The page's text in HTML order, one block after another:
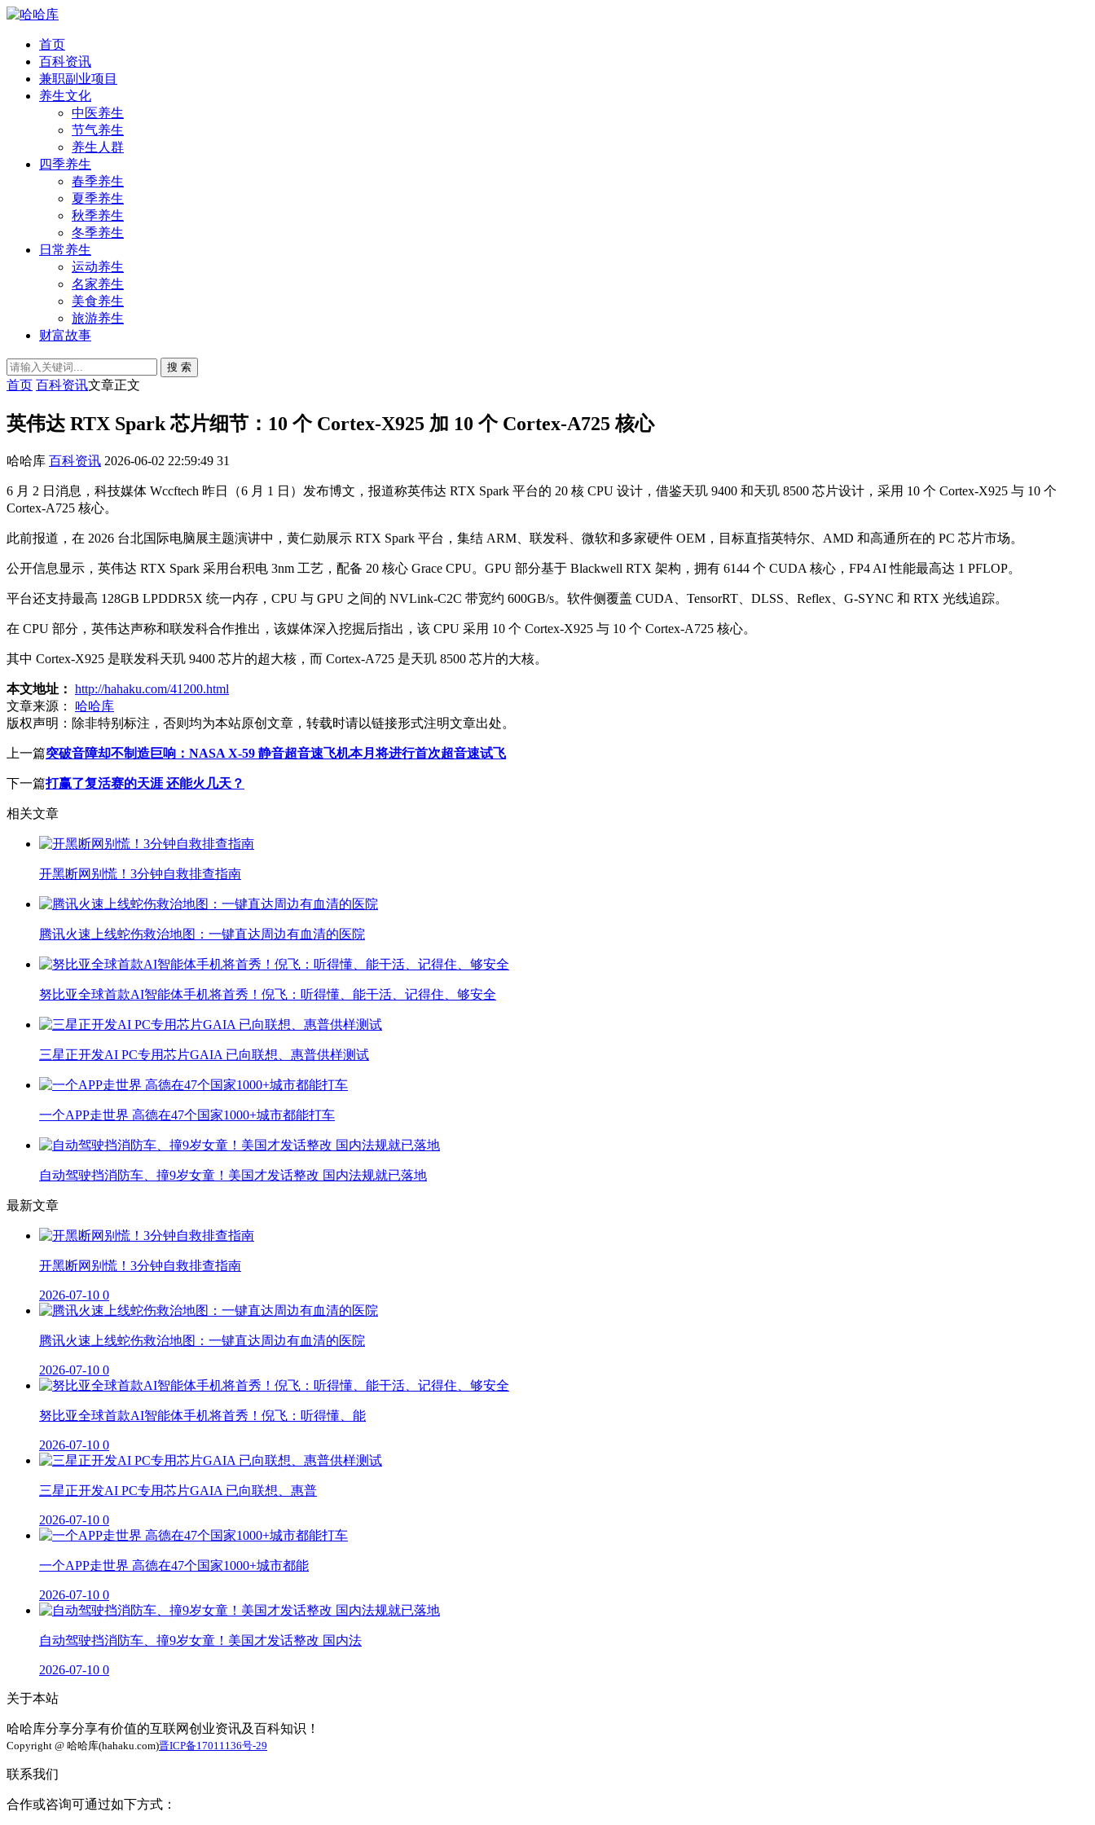
首页
百科资讯
兼职副业项目
养生文化
中医养生
节气养生
养生人群
四季养生
春季养生
夏季养生
秋季养生
冬季养生
日常养生
运动养生
名家养生
美食养生
旅游养生
财富故事
搜 索
首页 百科资讯文章正文
英伟达 RTX Spark 芯片细节：10 个 Cortex-X925 加 10 个 Cortex-A725 核心
哈哈库 百科资讯 2026-06-02 22:59:49 31
6 月 2 日消息，科技媒体 Wccftech 昨日（6 月 1 日）发布博文，报道称英伟达 RTX Spark 平台的 20 核 CPU 设计，借鉴天玑 9400 和天玑 8500 芯片设计，采用 10 个 Cortex-X925 与 10 个
Cortex-A725 核心。
此前报道，在 2026 台北国际电脑展主题演讲中，黄仁勋展示 RTX Spark 平台，集结 ARM、联发科、微软和多家硬件 OEM，目标直指英特尔、AMD 和高通所在的 PC 芯片市场。
公开信息显示，英伟达 RTX Spark 采用台积电 3nm 工艺，配备 20 核心 Grace CPU。GPU 部分基于 Blackwell RTX 架构，拥有 6144 个 CUDA 核心，FP4 AI 性能最高达 1 PFLOP。
平台还支持最高 128GB LPDDR5X 统一内存，CPU 与 GPU 之间的 NVLink-C2C 带宽约 600GB/s。软件侧覆盖 CUDA、TensorRT、DLSS、Reflex、G-SYNC 和 RTX 光线追踪。
在 CPU 部分，英伟达声称和联发科合作推出，该媒体深入挖掘后指出，该 CPU 采用 10 个 Cortex-X925 与 10 个 Cortex-A725 核心。
其中 Cortex-X925 是联发科天玑 9400 芯片的超大核，而 Cortex-A725 是天玑 8500 芯片的大核。
本文地址： http://hahaku.com/41200.html
文章来源：
哈哈库
版权声明： 除非特别标注，否则均为本站原创文章，转载时请以链接形式注明文章出处。
上一篇突破音障却不制造巨响：NASA X-59 静音超音速飞机本月将进行首次超音速试飞
下一篇打赢了复活赛的天涯 还能火几天？
相关文章
开黑断网别慌！3分钟自救排查指南
腾讯火速上线蛇伤救治地图：一键直达周边有血清的医院
努比亚全球首款AI智能体手机将首秀！倪飞：听得懂、能干活、记得住、够安全
三星正开发AI PC专用芯片GAIA 已向联想、惠普供样测试
一个APP走世界 高德在47个国家1000+城市都能打车
自动驾驶挡消防车、撞9岁女童！美国才发话整改 国内法规就已落地
最新文章
开黑断网别慌！3分钟自救排查指南
2026-07-10 0
腾讯火速上线蛇伤救治地图：一键直达周边有血清的医院
2026-07-10 0
努比亚全球首款AI智能体手机将首秀！倪飞：听得懂、能
2026-07-10 0
三星正开发AI PC专用芯片GAIA 已向联想、惠普
2026-07-10 0
一个APP走世界 高德在47个国家1000+城市都能
2026-07-10 0
自动驾驶挡消防车、撞9岁女童！美国才发话整改 国内法
2026-07-10 0
关于本站
哈哈库分享分享有价值的互联网创业资讯及百科知识！
Copyright @ 哈哈库(hahaku.com)晋ICP备17011136号-29
联系我们
合作或咨询可通过如下方式：